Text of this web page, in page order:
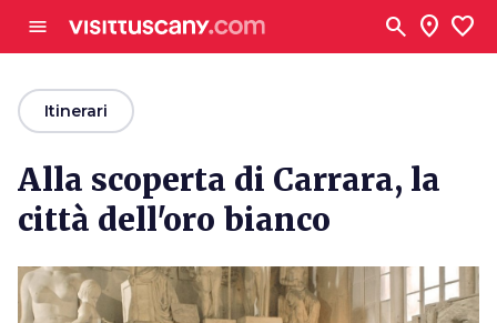
menu search location_on favorite
arrow_backItinerari
Alla scoperta di Carrara, la
città dell'oro bianco